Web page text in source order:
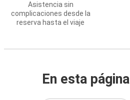
Asistencia sin
complicaciones desde la
reserva hasta el viaje
En esta página